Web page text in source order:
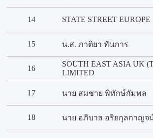
14 STATE STREET
15 น.ส. ภาติยา ทันการ
16
SOUTH EAST ASIA UK
LIMITED
17 นาย สมชาย พิทักษ์กัมพล
18 นาย อภิบาล อริยกุลกาญจ